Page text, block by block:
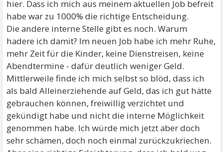
hier. Dass ich mich aus meinem aktuellen Job befreit
habe war zu 1000% die richtige Entscheidung.
Die andere interne Stelle gibt es noch. Warum
hadere ich damit? Im neuen Job habe ich mehr Ruhe,
mehr Zeit für die Kinder, keine Dienstreisen, keine
Abendtermine - dafür deutlich weniger Geld.
Mittlerweile finde ich mich selbst so blöd, dass ich
als bald Alleinerziehende auf Geld, das ich gut hätte
gebrauchen können, freiwillig verzichtet und
gekündigt habe und nicht die interne Möglichkeit
genommen habe. Ich würde mich jetzt aber doch
sehr schämen, doch noch einmal zurückzukriechen.